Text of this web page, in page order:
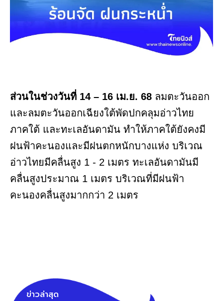
ส่วนในช่วงวันที่ 14 – 16 เม.ย. 68 ลมตะวันออก
และลมตะวันออกเฉียงใต้พัดปกคลุมอ่าวไทย
ภาคใต้ และทะเลอันดามัน ทำให้ภาคใต้ยังคงมี
ฝนฟ้าคะนองและมีฝนตกหนักบางแห่ง บริเวณ
อ่าวไทยมีคลื่นสูง 1 - 2 เมตร ทะเลอันดามันมี
คลื่นสูงประมาณ 1 เมตร บริเวณที่มีฝนฟ้า
คะนองคลื่นสูงมากกว่า 2 เมตร
ข่าวล่าสุด